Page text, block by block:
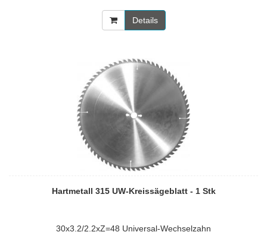
Details
Hartmetall 315 UW-Kreissägeblatt - 1 Stk
30x3.2/2.2xZ=48 Universal-Wechselzahn